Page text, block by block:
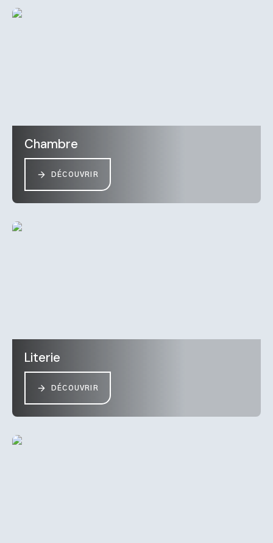
Chambre
DÉCOUVRIR
Literie
DÉCOUVRIR